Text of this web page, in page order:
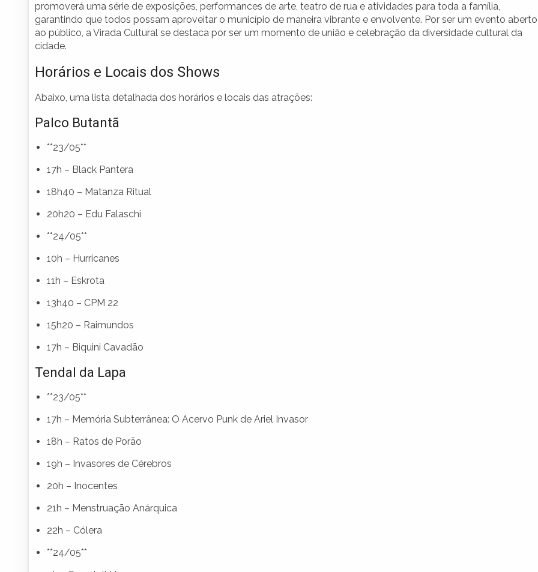
promoverá uma série de exposições, performances de arte, teatro de rua e atividades para toda a família,
garantindo que todos possam aproveitar o município de maneira vibrante e envolvente. Por ser um evento aberto
ao público, a Virada Cultural se destaca por ser um momento de união e celebração da diversidade cultural da
cidade.
Horários e Locais dos Shows
Abaixo, uma lista detalhada dos horários e locais das atrações:
Palco Butantã
**23/05**
17h – Black Pantera
18h40 – Matanza Ritual
20h20 – Edu Falaschi
**24/05**
10h – Hurricanes
11h – Eskrota
13h40 – CPM 22
15h20 – Raimundos
17h – Biquini Cavadão
Tendal da Lapa
**23/05**
17h – Memória Subterrânea: O Acervo Punk de Ariel Invasor
18h – Ratos de Porão
19h – Invasores de Cérebros
20h – Inocentes
21h – Menstruação Anárquica
22h – Cólera
**24/05**